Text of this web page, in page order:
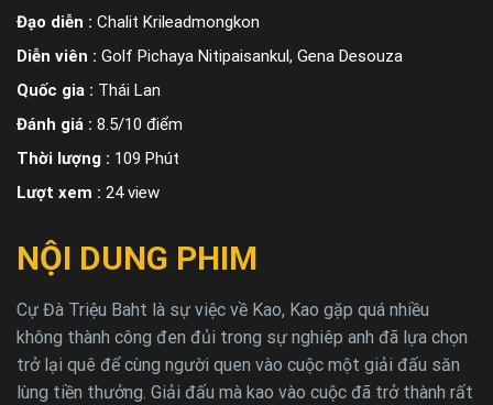
Đạo diễn : Chalit Krileadmongkon
Diễn viên : Golf Pichaya Nitipaisankul, Gena Desouza
Quốc gia : Thái Lan
Đánh giá : 8.5/10 điểm
Thời lượng : 109 Phút
Lượt xem : 24 view
NỘI DUNG PHIM
Cự Đà Triệu Baht là sự việc về Kao, Kao gặp quá nhiều
không thành công đen đủi trong sự nghiêp anh đã lựa chọn
trở lại quê để cùng người quen vào cuộc một giải đấu săn
lùng tiền thưởng. Giải đấu mà kao vào cuộc đã trở thành rất